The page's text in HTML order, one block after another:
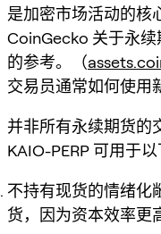
是加密市场活动的核
CoinGecko 关于永
的参考。（
交易员通常如何使用
并非所有永续期货的
KAIO-PERP 可用于
不持有现货的情绪化
货，因为资本效率更